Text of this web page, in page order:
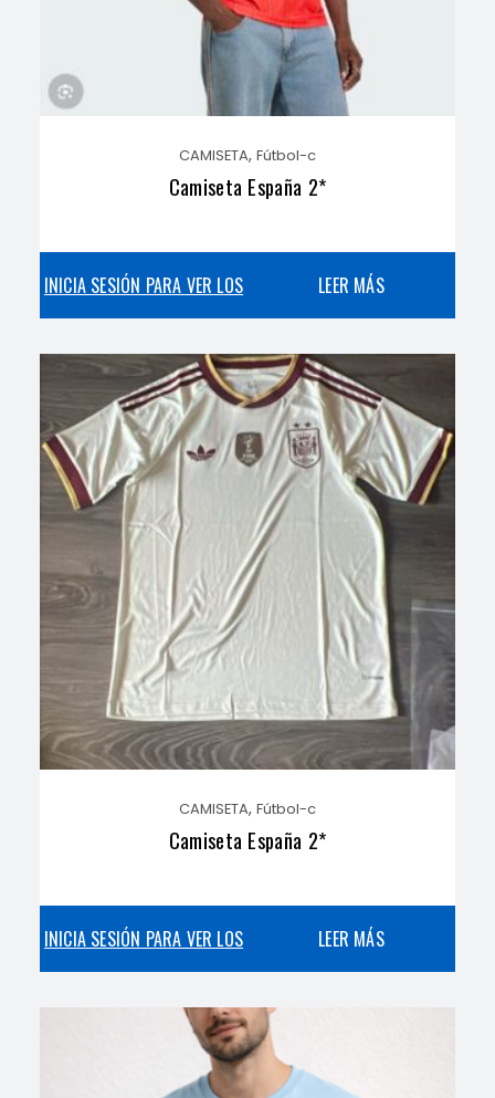
CAMISETA, Fútbol-c
Camiseta España 2*
INICIA SESIÓN PARA VER LOS
PRECIOS
LEER MÁS
CAMISETA, Fútbol-c
Camiseta España 2*
INICIA SESIÓN PARA VER LOS LEER MÁS